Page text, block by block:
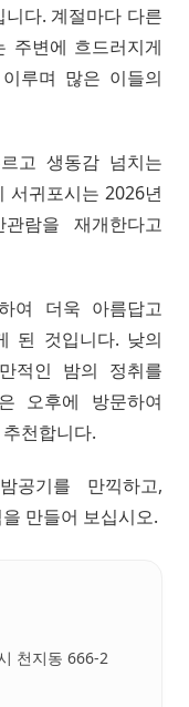
다. 계절마다 다른
주변에 흐드러지게
루며 많은 이들의
고 생동감 넘치는
서귀포시는 2026년
람을 재개한다고
여 더욱 아름답고
된 것입니다. 낮의
적인 밤의 정취를
오후에 방문하여
천합니다.
공기를 만끽하고,
만들어 보십시오.
천지동 666-2